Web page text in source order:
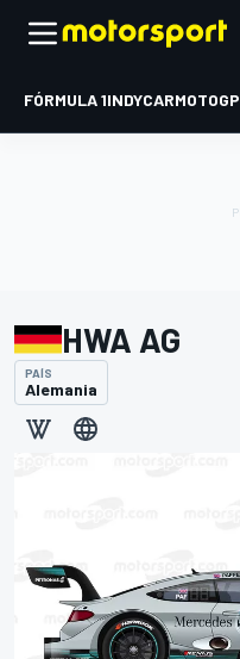
FÓRMULA 1INDYCARMOTOGP
HWA AG
PAÍS
Alemania